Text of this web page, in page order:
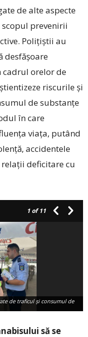
de alte aspecte
scopul prevenirii
Polițiștii au
desfășoare
orelor de
riscurile și
de substanțe
în care
viața, putând
accidentele
relații deficitare cu
1 of 11
de traficul și consumul de
să se